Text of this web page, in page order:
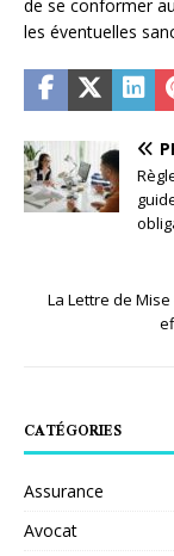
de se conformer
les éventuelles
La Lettre de
CATÉGORIES
Assurance
Avocat